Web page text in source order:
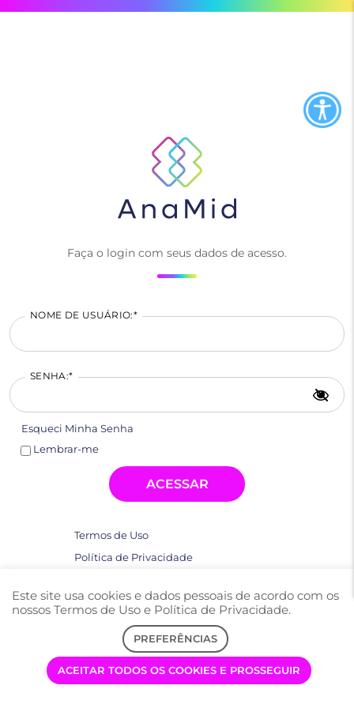
Saltar
Faça o login com seus dados de acesso.
NOME DE USUÁRIO
SENHA
Lembrar-me
Esqueci Minha Senha
Termos de Uso
Política de Privacidade
Este site usa cookies e dados pessoais de acordo com os
nossos Termos de Uso e Política de Privacidade.
PREFERÊNCIAS
ACEITAR TODOS OS COOKIES E PROSSEGUIR